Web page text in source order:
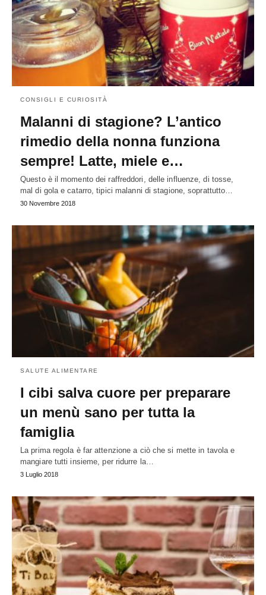
CONSIGLI E CURIOSITÀ
Malanni di stagione? L’antico
rimedio della nonna funziona
sempre! Latte, miele e…
Questo è il momento dei raffreddori, delle influenze, di tosse,
mal di gola e catarro, tipici malanni di stagione, soprattutto…
30 Novembre 2018
SALUTE ALIMENTARE
I cibi salva cuore per preparare
un menù sano per tutta la
famiglia
La prima regola è far attenzione a ciò che si mette in tavola e
mangiare tutti insieme, per ridurre la…
3 Luglio 2018